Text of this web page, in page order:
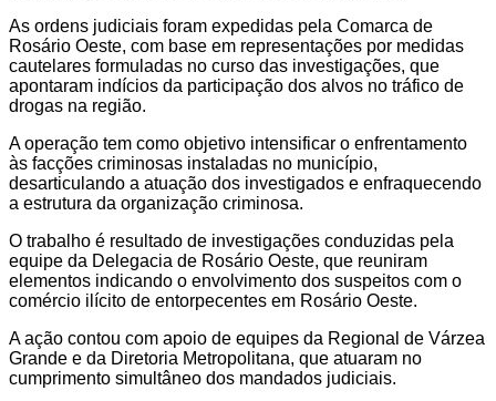
As ordens judiciais foram expedidas pela Comarca de
Rosário Oeste, com base em representações por medidas
cautelares formuladas no curso das investigações, que
apontaram indícios da participação dos alvos no tráfico de
drogas na região.
A operação tem como objetivo intensificar o enfrentamento
às facções criminosas instaladas no município,
desarticulando a atuação dos investigados e enfraquecendo
a estrutura da organização criminosa.
O trabalho é resultado de investigações conduzidas pela
equipe da Delegacia de Rosário Oeste, que reuniram
elementos indicando o envolvimento dos suspeitos com o
comércio ilícito de entorpecentes em Rosário Oeste.
A ação contou com apoio de equipes da Regional de Várzea
Grande e da Diretoria Metropolitana, que atuaram no
cumprimento simultâneo dos mandados judiciais.